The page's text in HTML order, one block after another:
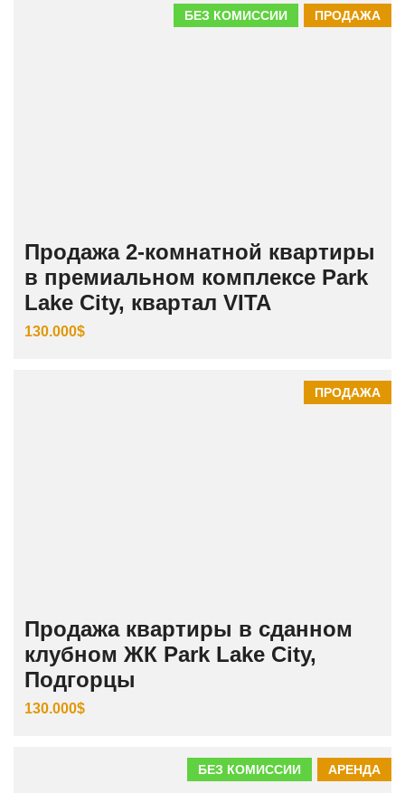
ПРОДАЖА
БЕЗ КОМИССИИ
Продажа 2-комнатной квартиры
в премиальном комплексе Park
Lake City, квартал VITA
130.000$
ПРОДАЖА
Продажа квартиры в сданном
клубном ЖК Park Lake City,
Подгорцы
130.000$
АРЕНДА
БЕЗ КОМИССИИ